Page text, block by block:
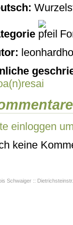
einloggen
keine
Schwaiger ::